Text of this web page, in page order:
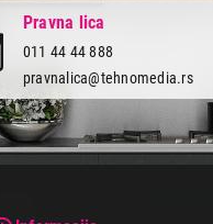
Pravna lica
011 44 44 888
pravnalica@tehnomedia.rs